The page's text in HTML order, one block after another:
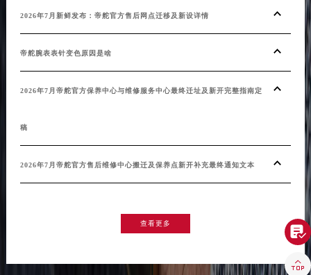
2026年7月新鲜发布：帝舵官方售后网点迁移及新设详情
帝舵腕表表针变色原因是啥
2026年7月帝舵官方保养中心与维修服务中心最终迁址及新开完整指南定
稿
2026年7月帝舵官方售后维修中心搬迁及保养点新开补充最终通知文本
查看更多

